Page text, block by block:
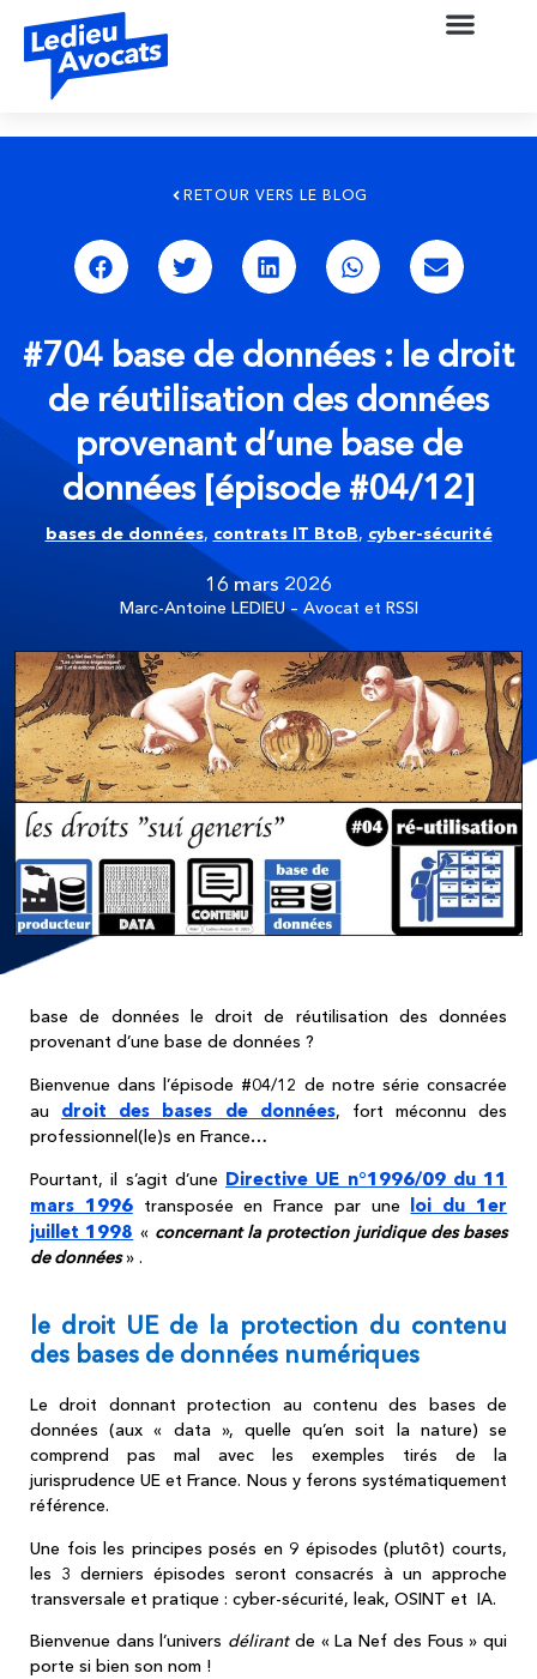
RETOUR VERS LE BLOG
#704 base de données : le droit
de réutilisation des données
provenant d’une base de
données [épisode #04/12]
16 mars 2026
Marc-Antoine LEDIEU – Avocat et RSSI
bases de données, contrats IT BtoB, cyber-sécurité
base de données le droit de réutilisation des données
provenant d’une base de données ?
Bienvenue dans l’épisode #04/12 de notre série consacrée
au droit des bases de données, fort méconnu des
professionnel(le)s en France…
Pourtant, il s’agit d’une Directive UE n°1996/09 du 11
mars 1996transposée en France par une loi du 1er
juillet 1998 « concernant la protection juridique des bases
de données» .
le droit UE de la protection du contenu
des bases de données numériques
Le droit donnant protection au contenu des bases de
données (aux « data », quelle qu’en soit la nature) se
comprend pas mal avec les exemples tirés de la
jurisprudence UE et France. Nous y ferons systématiquement
référence.
Une fois les principes posés en 9 épisodes (plutôt) courts,
les 3 derniers épisodes seront consacrés à un approche
transversale et pratique : cyber-sécurité, leak, OSINT et IA.
Bienvenue dans l’univers délirantde « La Nef des Fous » qui
porte si bien son nom !